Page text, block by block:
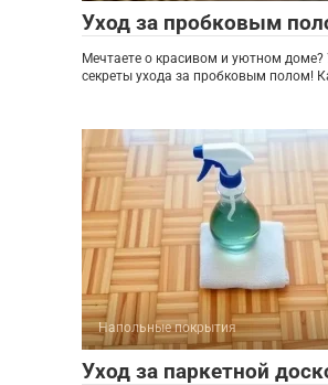
Уход за пробковым
Мечтаете о красивом и уютном доме?
секреты ухода за пробковым полом!
Напольные покрытия
Уход за паркетной